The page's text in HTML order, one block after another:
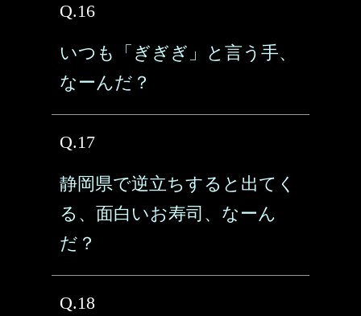
Q.16
いつも「ぎぎぎ」と言う手、
なーんだ？
Q.17
静岡県で逆立ちすると出てく
る、面白いお寿司、なーん
だ？
Q.18